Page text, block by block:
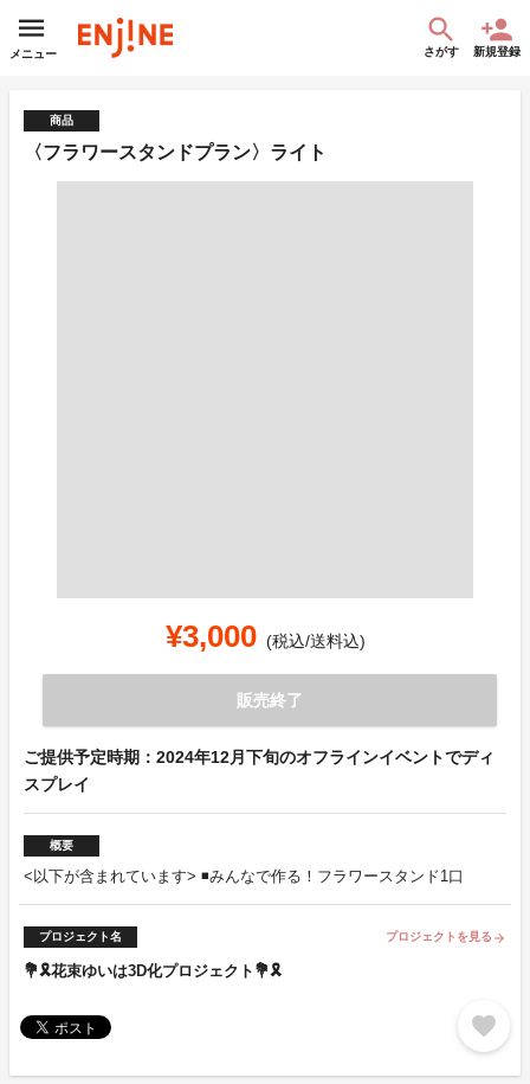
メニュー さがす 新規登録
商品
〈フラワースタンドプラン〉ライト
¥3,000 (税込/送料込)
販売終了
ご提供予定時期：2024年12月下旬のオフラインイベントでディ
スプレイ
概要
<以下が含まれています> ◾️みんなで作る！フラワースタンド1口
プロジェクト名 プロジェクトを見る arrow_forward
💐🎗花束ゆいは3D化プロジェクト💐🎗
favorite